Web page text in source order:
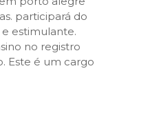
participará do
estimulante.
no registro
Este é um cargo